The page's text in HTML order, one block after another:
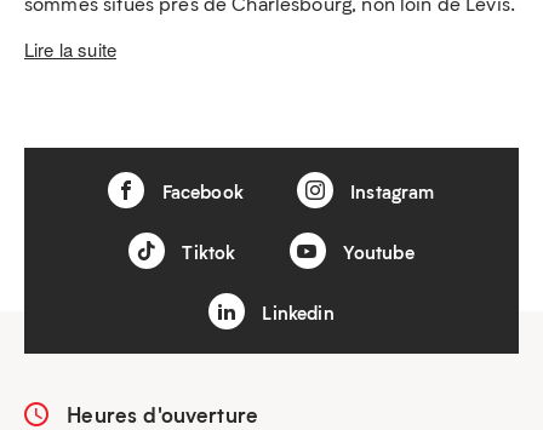
Lire la suite
Facebook Instagram
Tiktok Youtube
Linkedin
Heures d'ouverture